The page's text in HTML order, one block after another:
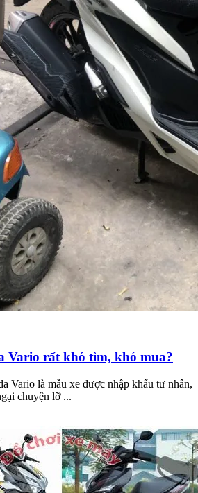
Vario rất khó tìm, khó mua?
Vario là mẫu xe được nhập khẩu tư nhân,
chuyện lỡ ...